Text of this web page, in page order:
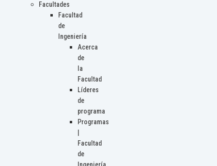
Facultades
Facultad
de
Ingeniería
Acerca
de
la
Facultad
Líderes
de
programa
Programas
Facultad
de